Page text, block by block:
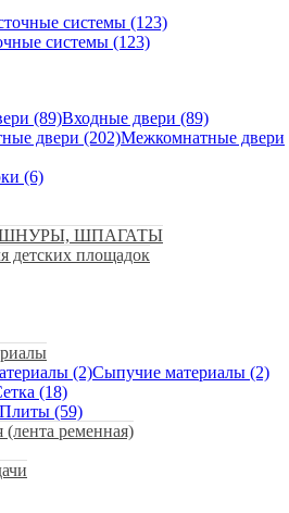
системы (123)
Входные двери (89)
Межкомнатные двери
(6)
ШПАГАТЫ
детских площадок
Сыпучие материалы (2)
(18)
Плиты (59)
(лента ременная)